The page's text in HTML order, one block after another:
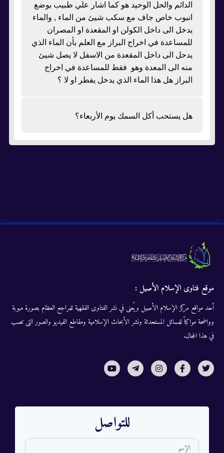
الدائم والحل الوحيد هو كما اشار علي طبيب بوضع
انبوب خاص جاف مع سكب شيئ من الماء , والماء
يدخل الى داخل الكولن او المقعدة او المصران
للمساعدة في اخراج البراز مع العلم بأن الماء الذي
يدحل الى داخل المقعدة من الاسفل لا يصل شيئ
منه الى المعدة وهو فقط للمساعدة في اخراج
البراز هل هذا الماء الذي يدخل يفطر او لا ؟
هل يستحب أكل السمك يوم الأربعاء؟
موقع فتاوى الإسلام الأصيل :
أحد مواقع مركز الإسلام الأصيل ويُعنى في نشر الفتاوى الفقهية للمراجع العظام بصورة مبوبة
وواضحة مواكباً للمسائل المستحدثة ونشر الأبحاث الإسلامية ومقاطع الفيديو والصور التى تصب
في هذا المجال.
للتواصل